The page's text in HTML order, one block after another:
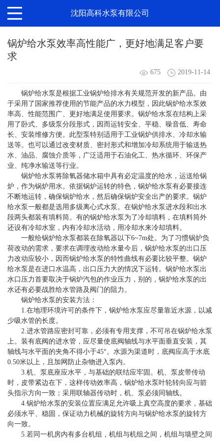
沈阳高科水泵有限公司
锅炉给水泵效率高性能广，更好地满足客户要
求
675 2019-11-14
锅炉给水泵是根据工业锅炉给排水有关规范开发的新产品。由
于采用了国家推荐使用的节能产品的水力模型，因此锅炉给水泵效
率高、性能范围广、更好地满足使用要求。锅炉给水泵在结构上采
用了卧式、多级泵分段形式，因而运转安全、平稳、噪音低、寿命
长、安装维修方便。此型泵特别适用于工业锅炉供排水、冷却水输
送等。也可以通过改变材质、密封形式和增加冷却系统用于输送热
水、油品、腐蚀介质等，广泛适用于石油化工、热水循环、环保产
业、纯净水输送等行业。
锅炉给水泵将除氧器储水箱中具有必定温度的给水，运送给锅
炉，作为锅炉用水。依据锅炉运转的特色，锅炉给水泵有必要接连
不断地运转，确保锅炉给水，然后确保锅炉安全出产的要求。锅炉
给水泵一般都是选用多级离心式水泵。在锅炉给水泵进水段和出水
段两头都装有填料筒。有的锅炉给水泵为了冷却填料，在填料筒外
还设有冷却水室，内有冷却水活动，用冷却水来冷却填料。
一般给锅炉给水泵都装在除氧器以下6~7m处。为了习惯锅炉负
荷改动的需求，要求在调理改动给水量今后，锅炉给水泵的出口压
力改动应较小，因而锅炉给水泵的特性曲线有必要比较平整。锅炉
给水泵是在进口水温高，出口压力大的情况下运转。锅炉给水泵出
水口压力首要取决于锅炉汽包的作业压力，别的，锅炉给水泵的出
水还有必要战胜给水管路及阀门的阻力。
锅炉给水泵的安装方法：
1.在地理环境许可的条件下，锅炉给水泵应尽量靠近水源，以减
少吸水管的长度。
2.进水管路应密封可靠，必须有专用支撑，不可吊在锅炉给水泵
上。装有底阀的进水管，应尽量使底阀轴线与水平面垂直安装，其
轴线与水平面的夹角不得小于45°。水源为渠道时，底阀应高于水底
0.50米以上，且加网防止杂物进入泵内。
3.机、泵底座应水平，与基础的联结应牢固。机、泵皮带传动
时，皮带紧边在下，这样传动效率高，锅炉给水泵叶轮转向应与箭
头指示方向一致；采用联轴器传动时，机、泵必须同轴线。
4.锅炉给水泵的安装位置应满足允许吸上真空高度的要求，基础
必须水平、稳固，保证动力机械的旋转方向与锅炉给水泵的旋转方
向一致。
5.若同一机房内有多台机组，机组与机组之间，机组与墙壁之间